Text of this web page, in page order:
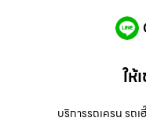
ให้
บริการรถเครน รถ